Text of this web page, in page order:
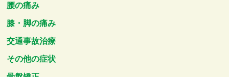
腰の痛み
膝・脚の痛み
交通事故治療
その他の症状